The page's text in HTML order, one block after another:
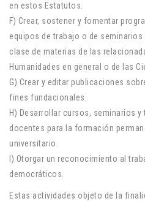
en estos Estatutos.
F) Crear, sostener y fomentar
equipos de trabajo o de
clase de materias de las
Humanidades en general o de las
G) Crear y editar publicaciones
fines fundacionales.
H) Desarrollar cursos, seminarios
docentes para la formación
universitario.
I) Otorgar un reconocimiento al
democráticos.
Estas actividades objeto de la